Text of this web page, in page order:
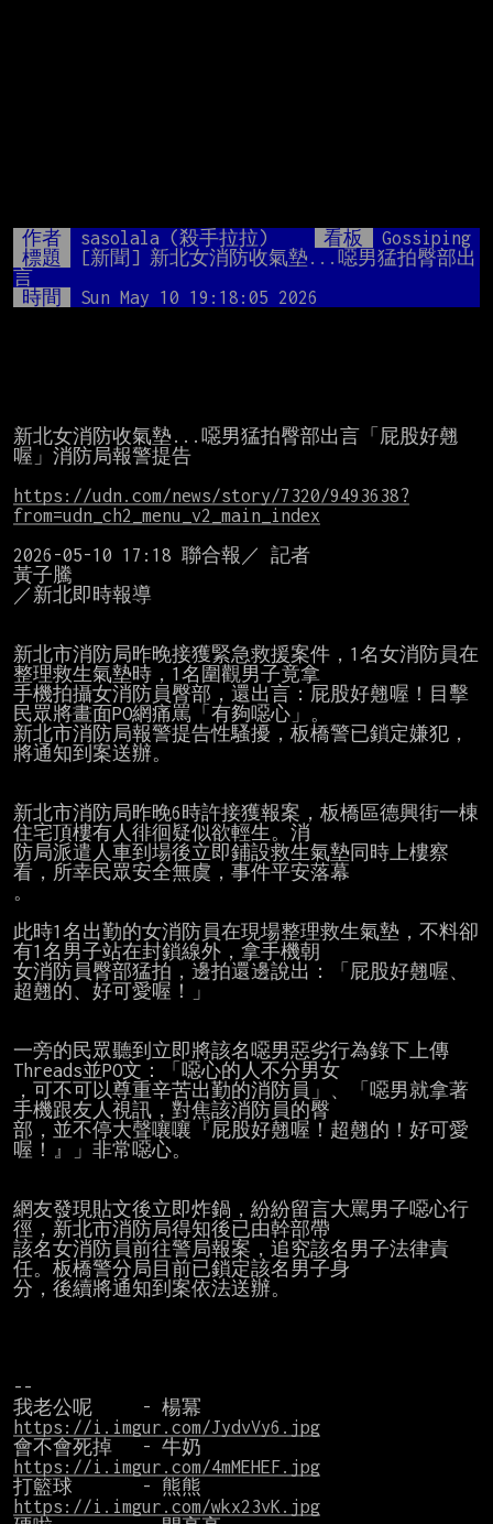
作者 sasolala (殺手拉拉) 看板
Gossiping
標題
[新聞] 新北女消防收氣墊...噁男猛拍臀部出
言
時間
Sun May 10 19:18:05 2026
新北女消防收氣墊...噁男猛拍臀部出言「屁股好翹
喔」消防局報警提告
https://udn.com/news/story/7320/9493638?
from=udn_ch2_menu_v2_main_index
2026-05-10 17:18 聯合報／ 記者
黃子騰
／新北即時報導
新北市消防局昨晚接獲緊急救援案件，1名女消防員在
整理救生氣墊時，1名圍觀男子竟拿
手機拍攝女消防員臀部，還出言：屁股好翹喔！目擊
民眾將畫面PO網痛罵「有夠噁心」。
新北市消防局報警提告性騷擾，板橋警已鎖定嫌犯，
將通知到案送辦。
新北市消防局昨晚6時許接獲報案，板橋區德興街一棟
住宅頂樓有人徘徊疑似欲輕生。消
防局派遣人車到場後立即鋪設救生氣墊同時上樓察
看，所幸民眾安全無虞，事件平安落幕
。
此時1名出勤的女消防員在現場整理救生氣墊，不料卻
有1名男子站在封鎖線外，拿手機朝
女消防員臀部猛拍，邊拍還邊說出：「屁股好翹喔、
超翹的、好可愛喔！」
一旁的民眾聽到立即將該名噁男惡劣行為錄下上傳
Threads並PO文：「噁心的人不分男女
，可不可以尊重辛苦出勤的消防員」、「噁男就拿著
手機跟友人視訊，對焦該消防員的臀
部，並不停大聲嚷嚷『屁股好翹喔！超翹的！好可愛
喔！』」非常噁心。
網友發現貼文後立即炸鍋，紛紛留言大罵男子噁心行
徑，新北市消防局得知後已由幹部帶
該名女消防員前往警局報案，追究該名男子法律責
任。板橋警分局目前已鎖定該名男子身
分，後續將通知到案依法送辦。
--
https://i.imgur.com/JydvVy6.jpg
https://i.imgur.com/4mMEHEF.jpg
https://i.imgur.com/wkx23vK.jpg